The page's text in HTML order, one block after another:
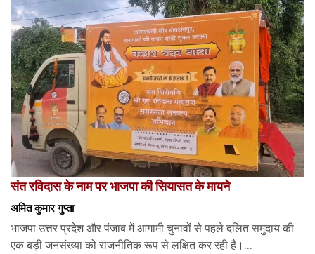
संत रविदास के नाम पर भाजपा की सियासत के मायने
अमित कुमार गुप्ता
भाजपा उत्तर प्रदेश और पंजाब में आगामी चुनावों से पहले दलित समुदाय की
एक बड़ी जनसंख्या को राजनीतिक रूप से लक्षित कर रही है।...